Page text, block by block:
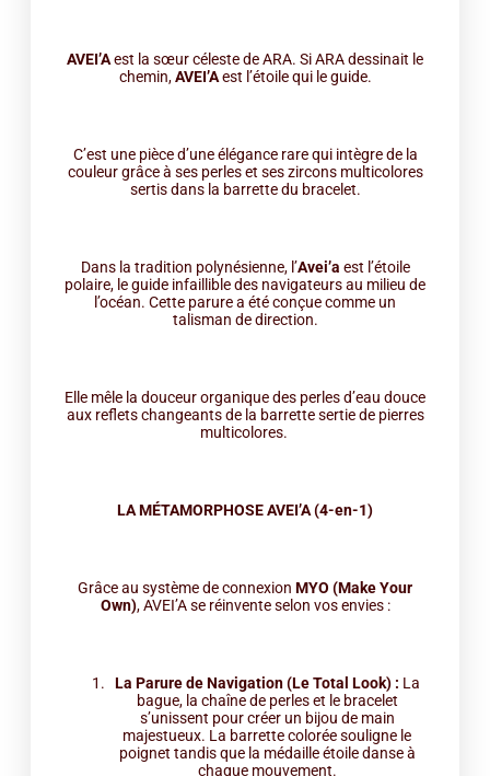
AVEI’Aest la sœur céleste de ARA. Si ARA dessinait le
chemin,AVEI’Aest l’étoile qui le guide.
C’est une pièce d’une élégance rare qui intègre de la
couleur grâce à ses perles et ses zircons multicolores
sertis dans la barrette du bracelet.
Dans la tradition polynésienne, l’Avei’a est l’étoile
polaire, le guide infaillible des navigateurs au milieu de
l’océan. Cette parure a été conçue comme un
talisman de direction.
Elle mêle la douceur organique des perles d’eau douce
aux reflets changeants de la barrette sertie de pierres
multicolores.
LA MÉTAMORPHOSE AVEI’A (4-en-1)
Grâce au système de connexion MYO (Make Your
Own), AVEI’A se réinvente selon vos envies :
La Parure de Navigation (Le Total Look) : La
bague, la chaîne de perles et le bracelet
s’unissent pour créer un bijou de main
majestueux. La barrette colorée souligne le
poignet tandis que la médaille étoile danse à
chaque mouvement.